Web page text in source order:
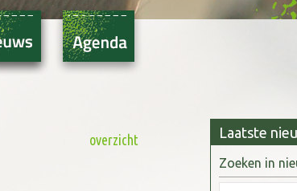
overzicht Laatste
Zoeken in